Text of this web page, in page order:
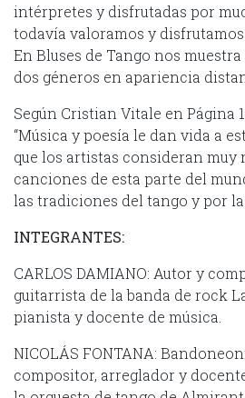
intérpretes y disfrutadas por
todavía valoramos y
En Bluses de Tango nos
dos géneros en apariencia
Según Cristian Vitale en Página
“Música y poesía le dan vida a
que los artistas consideran muy
canciones de esta parte del
las tradiciones del tango y por
INTEGRANTES:
CARLOS DAMIANO: Autor y
guitarrista de la banda de rock
pianista y docente de música.
NICOLÁS FONTANA:
compositor, arreglador y